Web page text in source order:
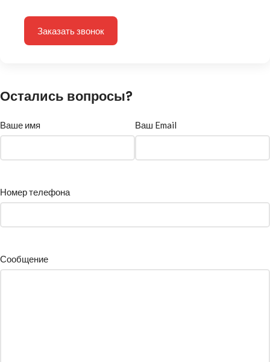
Заказать звонок
Остались вопросы?
Ваше имя Ваш Email
Номер телефона
Сообщение